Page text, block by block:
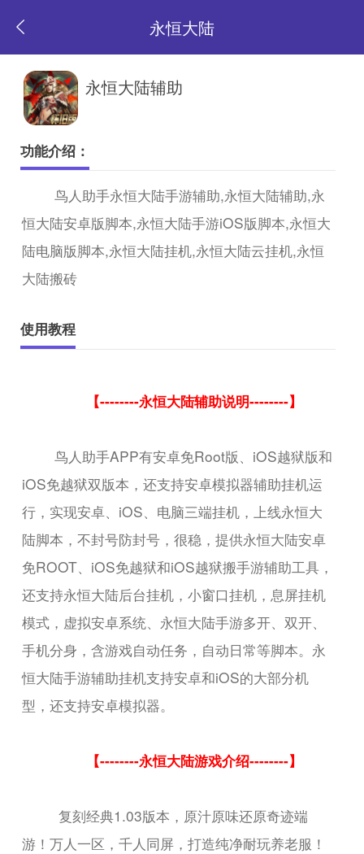
永恒大陆
返
页
永恒大陆辅助
功能介绍：
鸟人助手永恒大陆手游辅助,永恒大陆辅助,永
恒大陆安卓版脚本,永恒大陆手游iOS版脚本,永恒大
陆电脑版脚本,永恒大陆挂机,永恒大陆云挂机,永恒
大陆搬砖
使用教程
【--------永恒大陆辅助说明--------】
鸟人助手APP有安卓免Root版、iOS越狱版和
iOS免越狱双版本，还支持安卓模拟器辅助挂机运
行，实现安卓、iOS、电脑三端挂机，上线永恒大
陆脚本，不封号防封号，很稳，提供永恒大陆安卓
免ROOT、iOS免越狱和iOS越狱搬手游辅助工具，
还支持永恒大陆后台挂机，小窗口挂机，息屏挂机
模式，虚拟安卓系统、永恒大陆手游多开、双开、
手机分身，含游戏自动任务，自动日常等脚本。永
恒大陆手游辅助挂机支持安卓和iOS的大部分机
型，还支持安卓模拟器。
【--------永恒大陆游戏介绍--------】
复刻经典1.03版本，原汁原味还原奇迹端
游！万人一区，千人同屏，打造纯净耐玩养老服！